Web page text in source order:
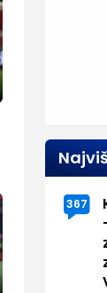
367